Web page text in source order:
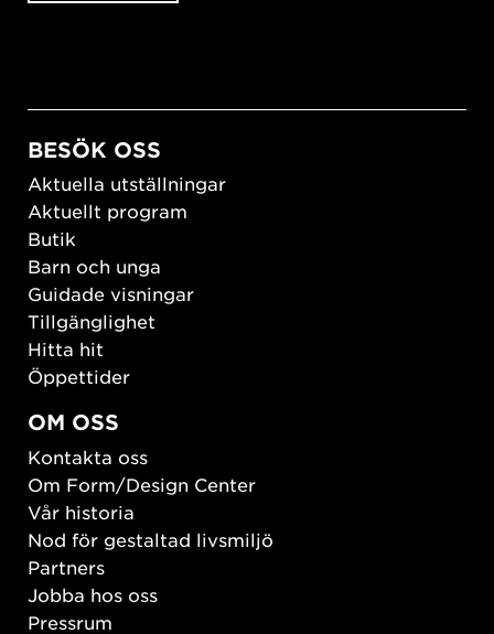
BESÖK OSS
Aktuella utställningar
Aktuellt program
Butik
Barn och unga
Guidade visningar
Tillgänglighet
Hitta hit
Öppettider
OM OSS
Kontakta oss
Om Form/Design Center
Vår historia
Nod för gestaltad livsmiljö
Partners
Jobba hos oss
Pressrum